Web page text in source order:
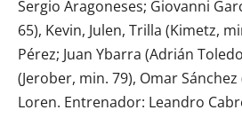
Sergio Aragoneses; Giovanni
65), Kevin, Julen, Trilla (Kimetz,
Pérez; Juan Ybarra (Adrián
(Jerober, min. 79), Omar
Loren. Entrenador: Leandro